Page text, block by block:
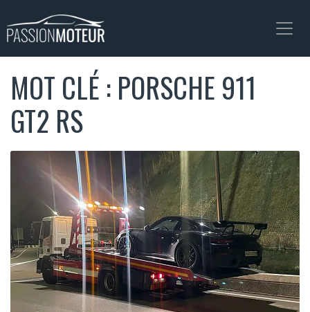
MOT CLÉ : PORSCHE 911
GT2 RS